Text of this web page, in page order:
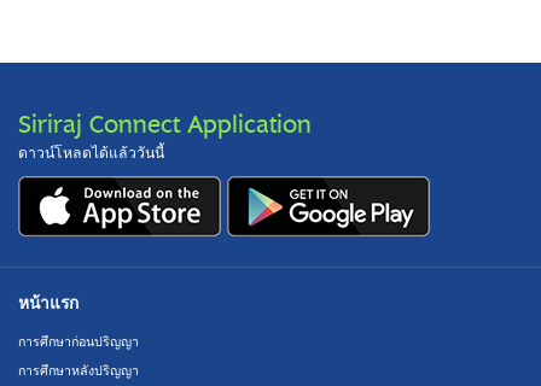
Siriraj Connect Application
ดาวน์โหลดได้แล้ววันนี้
หน้าแรก
การศึกษาก่อนปริญญา
การศึกษาหลังปริญญา